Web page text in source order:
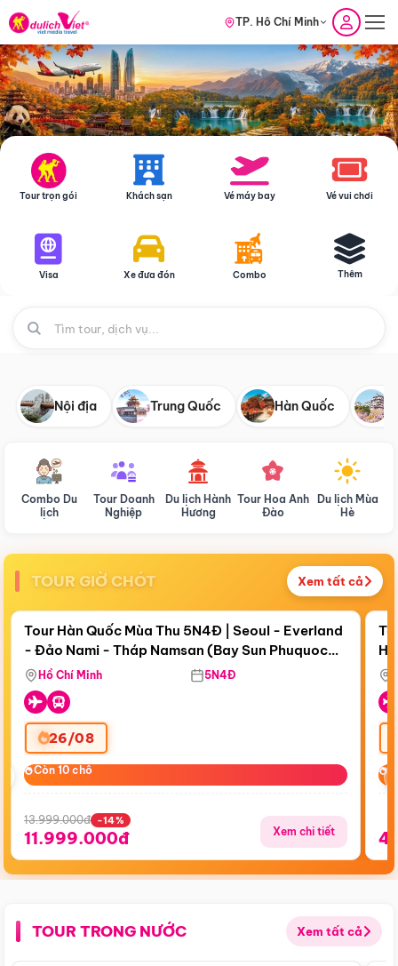
TP. Hồ Chí Minh
Tour trọn gói Khách sạn Vé máy bay Vé vui chơi
Visa Xe đưa đón Combo Thêm
Nội địa Trung Quốc Hàn Quốc
Combo Du
lịch
Tour Doanh
Nghiệp
Du lịch Hành
Hương
Tour Hoa Anh
Đào
Du lịch Mùa
Hè
TOUR GIỜ CHÓT Xem tất cả
Còn19 ngày 02:43:42
Điểm nổi bật
Tour Hàn Quốc Mùa Thu 5N4Đ | Seoul - Everland
- Đảo Nami - Tháp Namsan (Bay Sun Phuquoc
Airways)
Hồ Chí Minh 5N4Đ
26/08
Còn 10 chỗ
Còn 10 chỗ
13.999.000đ -14%
11.999.000đ Xem chi tiết
TOUR TRONG NƯỚC Xem tất cả
Điểm nổi bật